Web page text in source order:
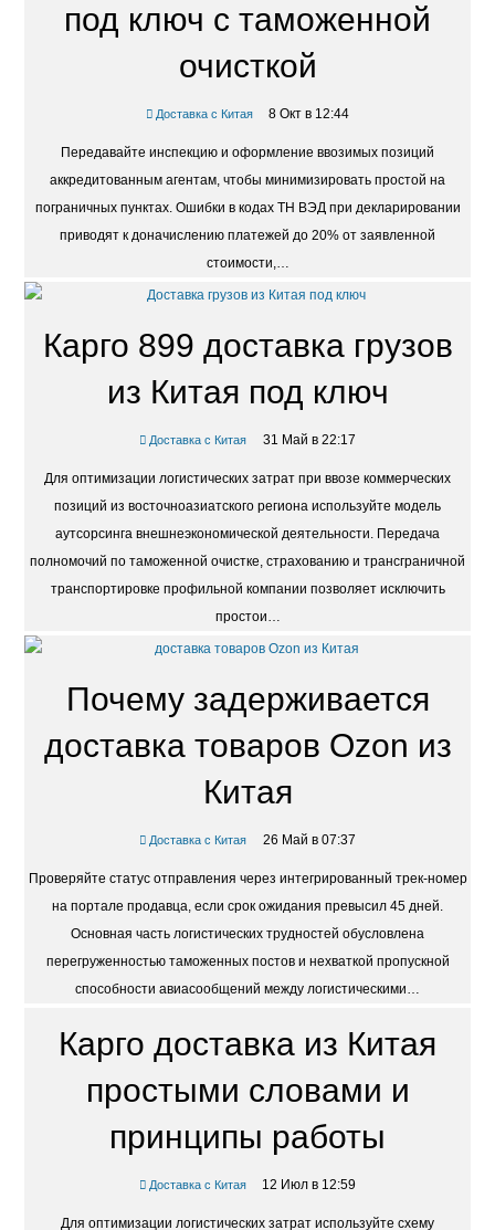
под ключ с таможенной
очисткой
Доставка с Китая 8 Окт в 12:44
Передавайте инспекцию и оформление ввозимых позиций
аккредитованным агентам, чтобы минимизировать простой на
пограничных пунктах. Ошибки в кодах ТН ВЭД при декларировании
приводят к доначислению платежей до 20% от заявленной
стоимости,…
Карго 899 доставка грузов
из Китая под ключ
Доставка с Китая 31 Май в 22:17
Для оптимизации логистических затрат при ввозе коммерческих
позиций из восточноазиатского региона используйте модель
аутсорсинга внешнеэкономической деятельности. Передача
полномочий по таможенной очистке, страхованию и трансграничной
транспортировке профильной компании позволяет исключить
простои…
Почему задерживается
доставка товаров Ozon из
Китая
Доставка с Китая 26 Май в 07:37
Проверяйте статус отправления через интегрированный трек-номер
на портале продавца, если срок ожидания превысил 45 дней.
Основная часть логистических трудностей обусловлена
перегруженностью таможенных постов и нехваткой пропускной
способности авиасообщений между логистическими…
Карго доставка из Китая
простыми словами и
принципы работы
Доставка с Китая 12 Июл в 12:59
Для оптимизации логистических затрат используйте схему